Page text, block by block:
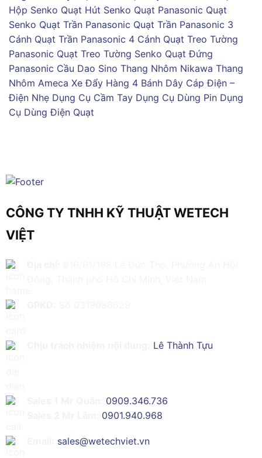
Hộp Senko Quạt Hút Senko Quạt Panasonic Quạt
Senko Quạt Trần Panasonic Quạt Trần Panasonic 3
Cánh Quạt Trần Panasonic 4 Cánh Quạt Treo Tường
Panasonic Quạt Treo Tường Senko Quạt Đứng
Panasonic Cầu Dao Sino Thang Nhôm Nikawa Thang
Nhôm Ameca Xe Đẩy Hàng 4 Bánh Dây Cáp Điện –
Điện Nhẹ Dụng Cụ Cầm Tay Dụng Cụ Dùng Pin Dụng
Cụ Dùng Điện Quạt
CÔNG TY TNHH KỸ THUẬT WETECH
VIỆT
Lê Thành Tựu
0909.346.736
0901.940.968
sales@wetechviet.vn